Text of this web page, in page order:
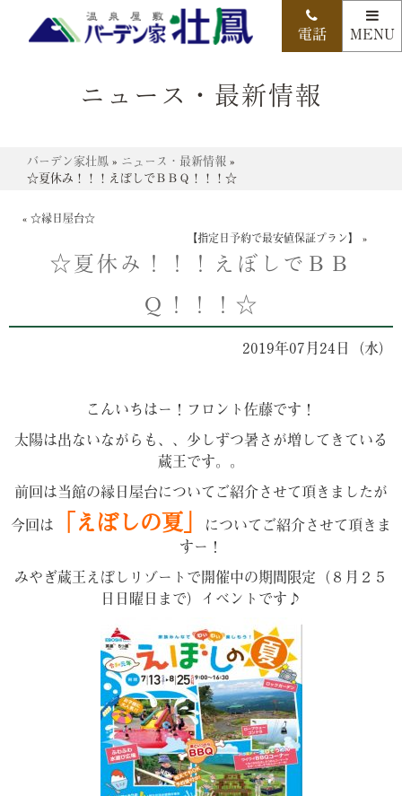
ニュース・最新情報
バーデン家壮鳳 » ニュース・最新情報 »
☆夏休み！！！えぼしでＢＢＱ！！！☆
« ☆縁日屋台☆
【指定日予約で最安値保証プラン】
»
☆夏休み！！！えぼしでＢＢ
Ｑ！！！☆
2019年07月24日（水）
こんいちはー！フロント佐藤です！
太陽は出ないながらも、、少しずつ暑さが増してきている
蔵王です。。
前回は当館の縁日屋台についてご紹介させて頂きましたが
今回は
「えぼしの夏」
についてご紹介させて頂きま
すー！
みやぎ蔵王えぼしリゾートで開催中の期間限定（８月２５
日日曜日まで）イベントです♪